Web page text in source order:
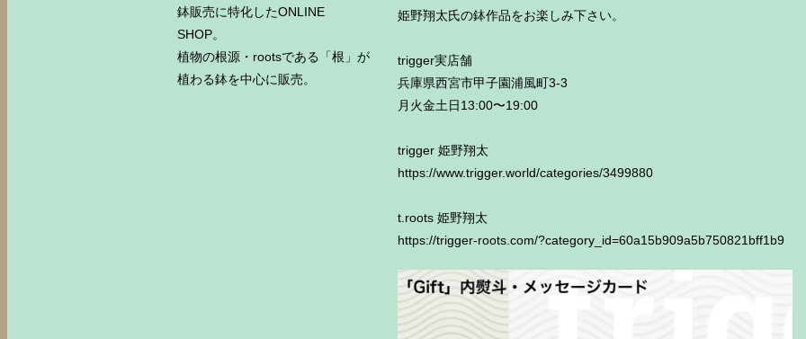
姫野翔太氏の鉢作品をお楽しみ下さい。
trigger実店舗
兵庫県西宮市甲子園浦風町3-3
月火金土日13:00〜19:00
trigger 姫野翔太
https://www.trigger.world/categories/3499880
t.roots 姫野翔太
https://trigger-roots.com/?category_id=60a15b909a5b750821bff1b9
鉢販売に特化したONLINE
SHOP。
植物の根源・rootsである「根」が
植わる鉢を中心に販売。